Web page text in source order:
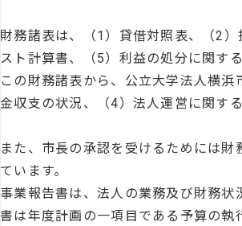
財務諸表は、（1）貸借対照表、（2
スト計算書、（5）利益の処分に関す
この財務諸表から、公立大学法人横
金収支の状況、（4）法人運営に関す
また、市長の承認を受けるためには
ています。
事業報告書は、法人の業務及び財務
書は年度計画の一項目である予算の執